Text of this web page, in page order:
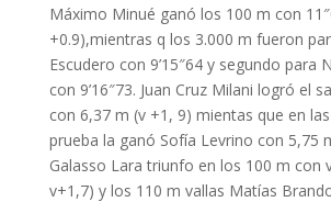
Máximo Minué ganó los 100 m con
+0.9),mientras q los 3.000 m fueron
Escudero con 9’15″64 y segundo para
con 9’16″73. Juan Cruz Milani logró el
con 6,37 m (v +1, 9) mientas que en
prueba la ganó Sofía Levrino con 5,75
Galasso Lara triunfo en los 100 m con
v+1,7) y los 110 m vallas Matías